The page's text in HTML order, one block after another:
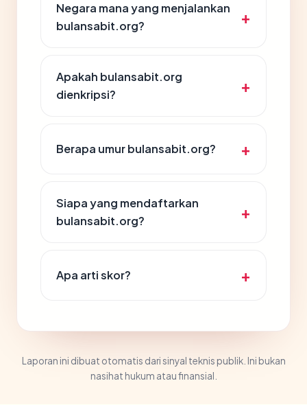
Negara mana yang menjalankan
bulansabit.org?
Apakah bulansabit.org
dienkripsi?
Berapa umur bulansabit.org?
Siapa yang mendaftarkan
bulansabit.org?
Apa arti skor?
Laporan ini dibuat otomatis dari sinyal teknis publik. Ini bukan
nasihat hukum atau finansial.